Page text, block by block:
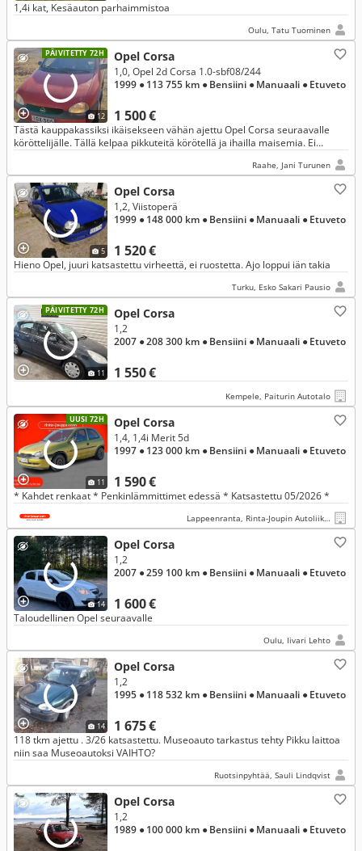
1,4i kat, Kesäauton parhaimmistoa
Oulu, Tatu Tuominen
PÄIVITETTY 72H
12
Opel Corsa
1 500 €
1,0, Opel 2d Corsa 1.0-sbf08/244
1999 ● 113 755 km ● Bensiini ● Manuaali ● Etuveto
Tästä kauppakassiksi ikäisekseen vähän ajettu Opel Corsa seuraavalle
köröttelijälle. Tällä kelpaa pikkuteitä körötellä ja ihailla maisemia. Ei
Raahe, Jani Turunen
5
Opel Corsa
1 520 €
1,2, Viistoperä
1999 ● 148 000 km ● Bensiini ● Manuaali ● Etuveto
Hieno Opel, juuri katsastettu virheettä, ei ruostetta. Ajo loppui iän takia
Turku, Esko Sakari Pausio
PÄIVITETTY 72H
11
Opel Corsa
1 550 €
1,2
2007 ● 208 300 km ● Bensiini ● Manuaali ● Etuveto
Kempele, Paiturin Autotalo
UUSI 72H
11
Opel Corsa
1 590 €
1,4, 1,4i Merit 5d
1997 ● 123 000 km ● Bensiini ● Manuaali ● Etuveto
* Kahdet renkaat * Penkinlämmittimet edessä * Katsastettu 05/2026 *
Lappeenranta, Rinta-Joupin Autoliike, Lappeenranta
14
Opel Corsa
1 600 €
1,2
2007 ● 259 100 km ● Bensiini ● Manuaali ● Etuveto
Taloudellinen Opel seuraavalle
Oulu, Iivari Lehto
14
Opel Corsa
1 675 €
1,2
1995 ● 118 532 km ● Bensiini ● Manuaali ● Etuveto
118 tkm ajettu . 3/26 katsastettu. Museoauto tarkastus tehty Pikku laittoa
niin saa Museoautoksi VAIHTO?
Ruotsinpyhtää, Sauli Lindqvist
Opel Corsa
1,2
1989 ● 100 000 km ● Bensiini ● Manuaali ● Etuveto